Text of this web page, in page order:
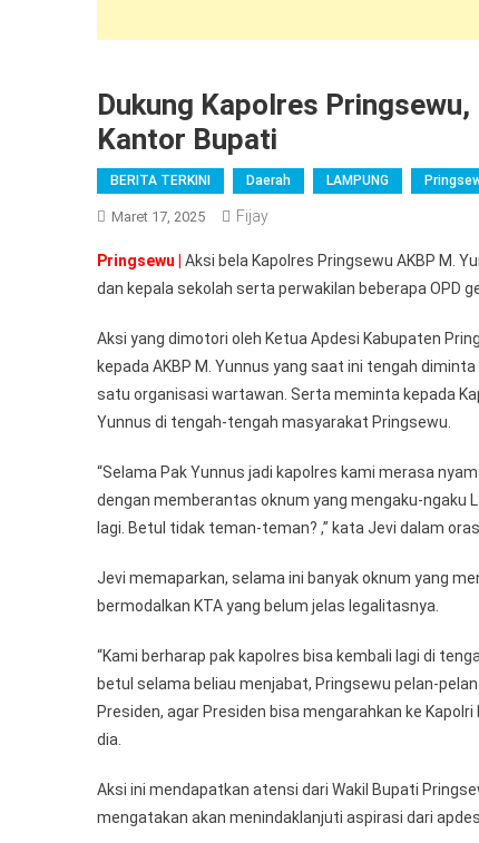
Dukung Kapolres
Kantor Bupati
BERITA TERKINI Daerah LAMPUNG
Maret 17, 2025 Fijay
Pringsewu |
Aksi bela Kapolres Pringsewu AKBP M.
dan kepala sekolah serta perwakilan beberapa OPD
Aksi yang dimotori oleh Ketua Apdesi Kabupaten
kepada AKBP M. Yunnus yang saat ini tengah
satu organisasi wartawan. Serta meminta kepada
Yunnus di tengah-tengah masyarakat Pringsewu.
“Selama Pak Yunnus jadi kapolres kami merasa
dengan memberantas oknum yang mengaku-ngaku
lagi. Betul tidak teman-teman? ,” kata Jevi dalam
Jevi memaparkan, selama ini banyak oknum yang
bermodalkan KTA yang belum jelas legalitasnya.
“Kami berharap pak kapolres bisa kembali lagi di
betul selama beliau menjabat, Pringsewu pelan-
Presiden, agar Presiden bisa mengarahkan ke
dia.
Aksi ini mendapatkan atensi dari Wakil Bupati
mengatakan akan menindaklanjuti aspirasi dari